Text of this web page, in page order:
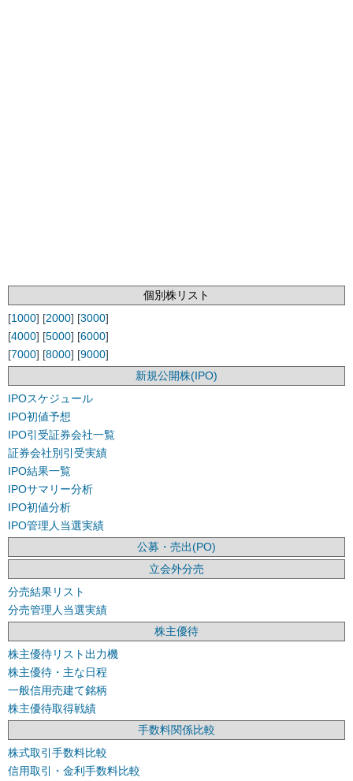
個別株リスト
[1000] [2000] [3000]
[4000] [5000] [6000]
[7000] [8000] [9000]
新規公開株(IPO)
IPOスケジュール
IPO初値予想
IPO引受証券会社一覧
証券会社別引受実績
IPO結果一覧
IPOサマリー分析
IPO初値分析
IPO管理人当選実績
公募・売出(PO)
立会外分売
分売結果リスト
分売管理人当選実績
株主優待
株主優待リスト出力機
株主優待・主な日程
一般信用売建て銘柄
株主優待取得戦績
手数料関係比較
株式取引手数料比較
信用取引・金利手数料比較